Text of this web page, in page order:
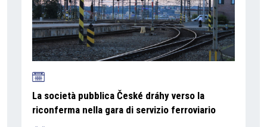
La società pubblica České dráhy verso la
riconferma nella gara di servizio ferroviario